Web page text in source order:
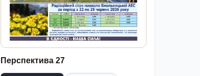
Перспектива 27